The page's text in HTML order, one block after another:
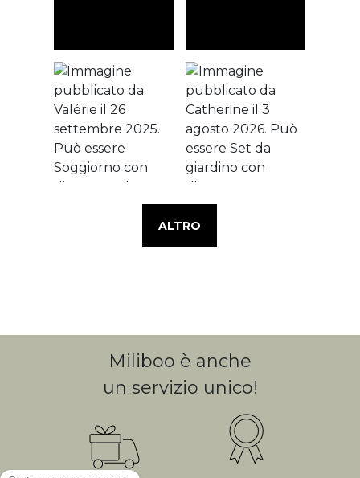
ALTRO
Miliboo è anche
un servizio unico!